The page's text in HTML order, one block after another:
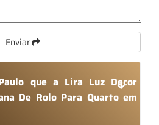
Enviar
que a Lira Luz Decor
De Rolo Para Quarto em